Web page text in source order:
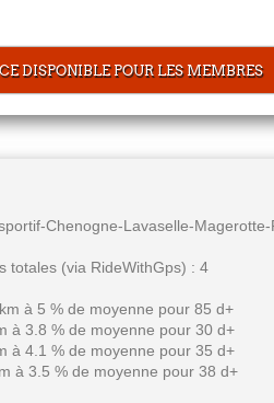
DISPONIBLE POUR LES MEMBRES
Chenogne-Lavaselle-
totales (via RideWithGps) : 4
à 5 % de moyenne pour 85 d+
à 3.8 % de moyenne pour 30 d+
à 4.1 % de moyenne pour 35 d+
à 3.5 % de moyenne pour 38 d+